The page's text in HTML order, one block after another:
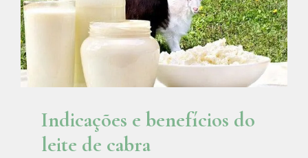
Indicações e benefícios do
leite de cabra